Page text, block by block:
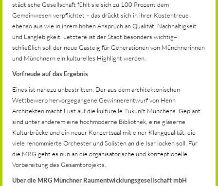
städtische Gesellschaft fühlt sie sich zu 100 Prozent dem
Gemeinwesen verpflichtet – das drückt sich in ihrer Kostentreue
ebenso aus wie in ihrem hohen Anspruch an Qualität, Nachhaltigkeit
und Langlebigkeit. Letztere ist der Stadt besonders wichtig–
schließlich soll der neue Gasteig für Generationen von Münchnerinnen
und Münchnern ein kulturelles Highlight werden.
Vorfreude auf das Ergebnis
Eines ist nahezu unbestritten: Der aus dem architektonischen
Wettbewerb hervorgegangene Gewinnerentwurf von Henn
Architekten macht Lust auf die kulturelle Zukunft Münchens. Geplant
sind unter anderem eine hochmoderne Bibliothek, eine gläserne
Kulturbrücke und ein neuer Konzertsaal mit einer Klangqualität, die
viele renommierte Orchester und Solisten an die Isar locken soll. Für
die MRG geht es nun an die organisatorische und konzeptionelle
Vorbereitung des Gesamtprojekts.
Über die MRG Münchner Raumentwicklungsgesellschaft mbH